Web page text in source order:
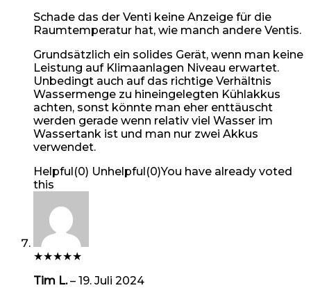
Schade das der Venti keine Anzeige für die
Raumtemperatur hat, wie manch andere Ventis.
Grundsätzlich ein solides Gerät, wenn man keine
Leistung auf Klimaanlagen Niveau erwartet.
Unbedingt auch auf das richtige Verhältnis
Wassermenge zu hineingelegten Kühlakkus
achten, sonst könnte man eher enttäuscht
werden gerade wenn relativ viel Wasser im
Wassertank ist und man nur zwei Akkus
verwendet.
Helpful(0) Unhelpful(0)You have already voted
this
★★★★★
Tim L.– 19. Juli 2024